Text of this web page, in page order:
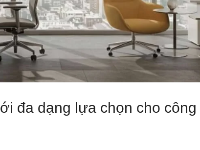
đa dạng lựa chọn cho công